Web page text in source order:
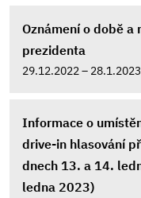
Oznámení o době a
prezidenta
29.12.2022 – 28.1.2023
Informace o
drive-in hlasování
dnech 13. a 14.
ledna 2023)